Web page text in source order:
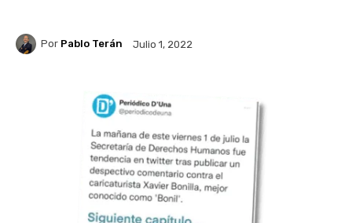
Por Pablo Terán Julio 1, 2022